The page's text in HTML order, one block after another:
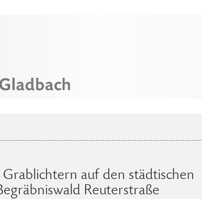
auf den städtischen
Reuterstraße